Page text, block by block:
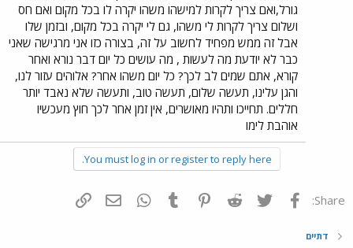
גורל,ואם צריך לקרות למישהו משהו יקרה לו בכל מקום ואם חס
ושלום צריך לקרות לי משהו, גם לי יקרה בכל מקום, ובזמן שלו
אבל זה ממש מפחיד לחשוב על זה, בצורה כזו אני מרגישה שאני
כבר לא יודעת מה לעשות , מה עושים כל יום דבר נורא ואחר
קורא, אתם שמים לב לכך? כל יום משהו אחר? אלוהים עזור לנו,
והגן עלינו, תעשה שלום, תעשה טוב, ותעשה שלא נאבד יותר
חללים. תחייכו ותהיו מאושרים, אין זמן אחר לכך חוץ מעכשיו
אוהבת לימו
You must log in or register to reply here.
Share: פייסבוק Twitter
Reddit
Pinterest
Tumblr
WhatsAppדואר אלקטרוני
דתיים